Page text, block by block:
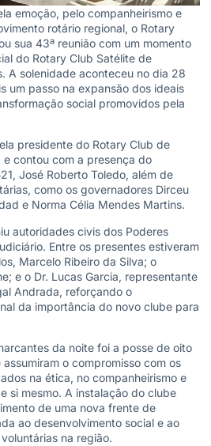
emoção, pelo companheirismo e
rotário regional, o Rotary
sua 43ª reunião com um momento
do Rotary Club Satélite de
A solenidade aconteceu no dia 28
um passo na expansão dos ideais
social promovidos pela
presidente do Rotary Club de
e contou com a presença do
José Roberto Toledo, além de
como os governadores Dirceu
e Norma Célia Mendes Martins.
autoridades civis dos Poderes
Entre os presentes estiveram
Marcelo Ribeiro da Silva; o
e o Dr. Lucas Garcia, representante
Andrada, reforçando o
da importância do novo clube para
da noite foi a posse de oito
o compromisso com os
na ética, no companheirismo e
si mesmo. A instalação do clube
de uma nova frente de
ao desenvolvimento social e ao
na região.